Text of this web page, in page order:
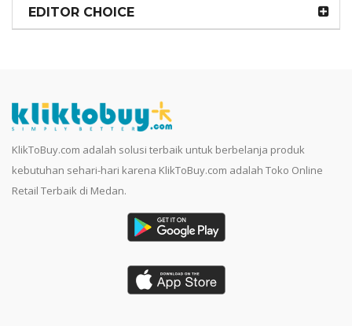
EDITOR CHOICE
KlikToBuy.com adalah solusi terbaik untuk berbelanja produk
kebutuhan sehari-hari karena KlikToBuy.com adalah Toko Online
Retail Terbaik di Medan.